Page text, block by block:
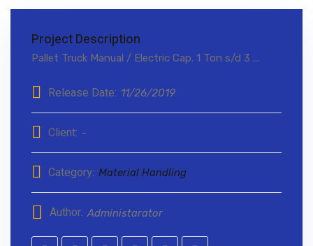
Project Description
Pallet Truck Manual / Electric Cap. 1 Ton s/d 3 ...
Release Date: 11/26/2019
Client: -
Category: Material Handling
Author: Administarator